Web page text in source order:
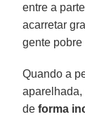
entre a
acarretar
gente
Quando a
aparelhada,
deforma